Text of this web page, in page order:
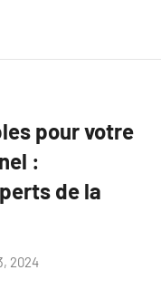
pour votre
:
de la
2024